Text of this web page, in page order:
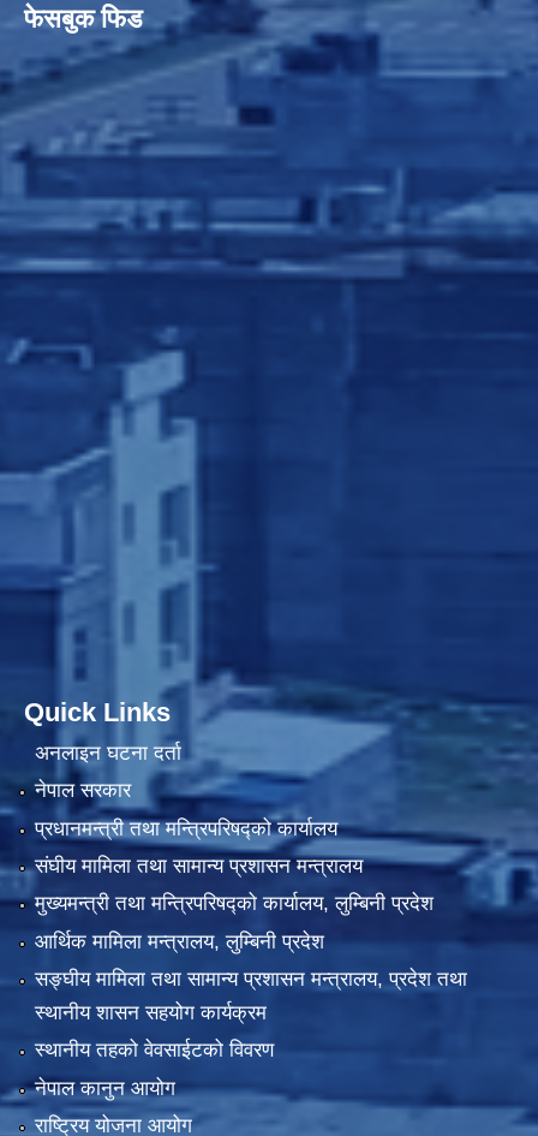
फेसबुक फिड
Quick Links
अनलाइन घटना दर्ता
नेपाल सरकार
प्रधानमन्त्री तथा मन्त्रिपरिषद्को कार्यालय
संघीय मामिला तथा सामान्य प्रशासन मन्त्रालय
मुख्यमन्त्री तथा मन्त्रिपरिषद्को कार्यालय, लुम्बिनी प्रदेश
आर्थिक मामिला मन्त्रालय, लुम्बिनी प्रदेश
सङ्घीय मामिला तथा सामान्य प्रशासन मन्त्रालय, प्रदेश तथा
स्थानीय शासन सहयोग कार्यक्रम
स्थानीय तहको वेवसाईटको विवरण
नेपाल कानुन आयोग
राष्ट्रिय योजना आयोग